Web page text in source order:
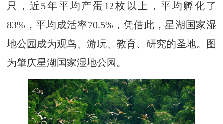
只，近5年平均产蛋12枚以上，平均孵化了
83%，平均成活率70.5%，凭借此，星湖国家湿
地公园成为观鸟、游玩、教育、研究的圣地。图
为肇庆星湖国家湿地公园。